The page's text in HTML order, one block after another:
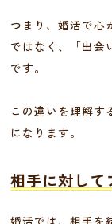
つまり、婚活で心
ではなく、「出会
です。
この違いを理解す
になります。
相手に対して